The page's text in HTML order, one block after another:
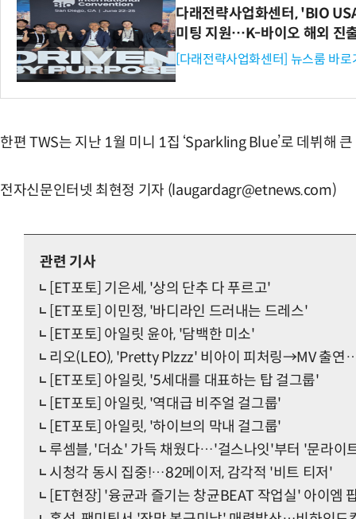
다래전략사업화센터, 'BIO
미팅 지원…K-바이오 해외 진
[다래전략사업화센터] 뉴스룸 바로
한편 TWS는 지난 1월 미니 1집 ‘Sparkling Blue’로 데뷔해
전자신문인터넷 최현정 기자 (laugardagr@etnews.com)
관련 기사
[ET포토] 기은세, '상의 단추 다 푸르고'
[ET포토] 이민정, '바디라인 드러내는 드레스'
[ET포토] 아일릿 윤아, '담백한 미소'
리오(LEO), 'Pretty Plzzz' 비아이 피처링→MV 출연
[ET포토] 아일릿, '5세대를 대표하는 탑 걸그룹'
[ET포토] 아일릿, '역대급 비주얼 걸그룹'
[ET포토] 아일릿, '하이브의 막내 걸그룹'
루셈블, '더쇼' 가득 채웠다…'걸스나잇'부터 '문라이
시청각 동시 집중!…82메이저, 감각적 '비트 티저'
[ET현장] '융균과 즐기는 창균BEAT 작업실' 아이엠